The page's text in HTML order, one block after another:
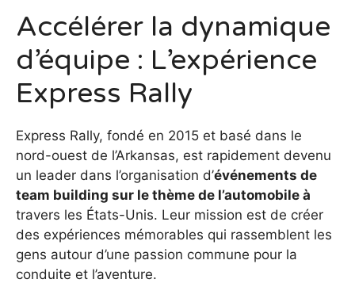
Accélérer la dynamique
d’équipe : L’expérience
Express Rally
Express Rally, fondé en 2015 et basé dans le
nord-ouest de l’Arkansas, est rapidement devenu
un leader dans l’organisation d’événements de
team building sur le thème de l’automobile à
travers les États-Unis. Leur mission est de créer
des expériences mémorables qui rassemblent les
gens autour d’une passion commune pour la
conduite et l’aventure.